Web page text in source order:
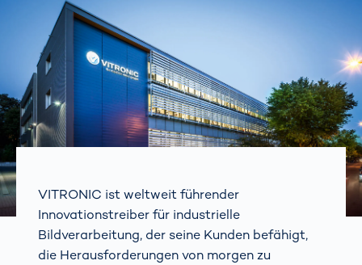
VITRONIC ist weltweit führender
Innovationstreiber für industrielle
Bildverarbeitung, der seine Kunden befähigt,
die Herausforderungen von morgen zu